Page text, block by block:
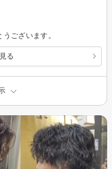
ございます。
る